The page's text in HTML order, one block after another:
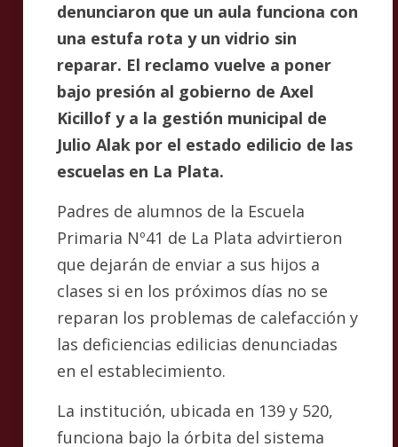
denunciaron que un aula funciona con
una estufa rota y un vidrio sin
reparar. El reclamo vuelve a poner
bajo presión al gobierno de Axel
Kicillof y a la gestión municipal de
Julio Alak por el estado edilicio de las
escuelas en La Plata.
Padres de alumnos de la Escuela
Primaria Nº41 de La Plata advirtieron
que dejarán de enviar a sus hijos a
clases si en los próximos días no se
reparan los problemas de calefacción y
las deficiencias edilicias denunciadas
en el establecimiento.
La institución, ubicada en 139 y 520,
funciona bajo la órbita del sistema